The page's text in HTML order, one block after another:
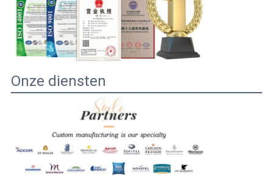
Onze diensten